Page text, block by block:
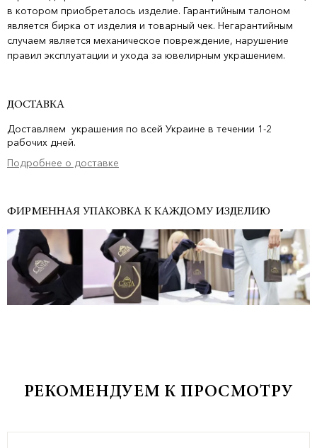
в котором приобреталось изделие. Гарантийным талоном
является бирка от изделия и товарный чек. Негарантийным
случаем является механическое повреждение, нарушение
правил эксплуатации и ухода за ювелирным украшением.
ДОСТАВКА
Доставляем украшения по всей Украине в течении 1-2
рабочих дней.
Подробнее о доставке
ФИРМЕННАЯ УПАКОВКА К КАЖДОМУ ИЗДЕЛИЮ
РЕКОМЕНДУЕМ К ПРОСМОТРУ